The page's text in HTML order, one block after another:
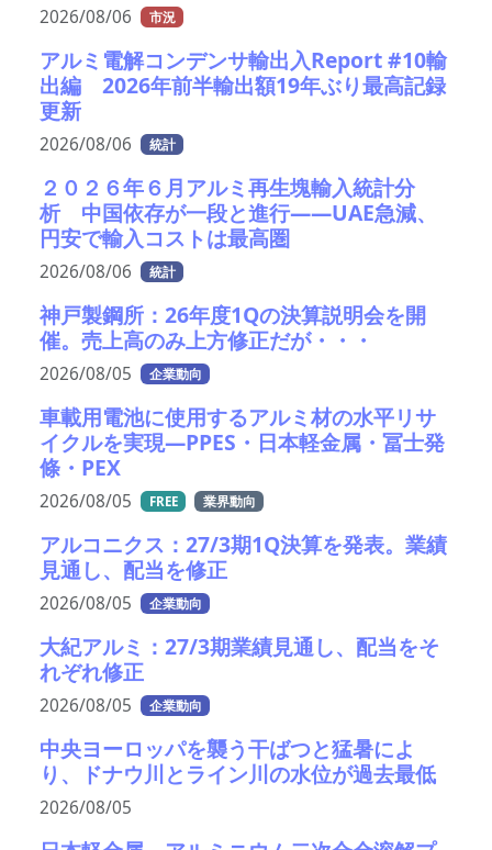
2026/08/06 市況
アルミ電解コンデンサ輸出入Report #10輸
出編 2026年前半輸出額19年ぶり最高記録
更新
2026/08/06 統計
２０２６年６月アルミ再生塊輸入統計分
析 中国依存が一段と進行――UAE急減、
円安で輸入コストは最高圏
2026/08/06 統計
神戸製鋼所：26年度1Qの決算説明会を開
催。売上高のみ上方修正だが・・・
2026/08/05 企業動向
車載用電池に使用するアルミ材の水平リサ
イクルを実現―PPES・日本軽金属・冨士発
條・PEX
2026/08/05 FREE 業界動向
アルコニクス：27/3期1Q決算を発表。業績
見通し、配当を修正
2026/08/05 企業動向
大紀アルミ：27/3期業績見通し、配当をそ
れぞれ修正
2026/08/05 企業動向
中央ヨーロッパを襲う干ばつと猛暑によ
り、ドナウ川とライン川の水位が過去最低
2026/08/05